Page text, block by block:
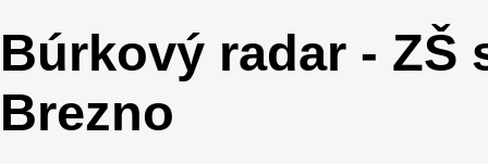
Búrkový radar - ZŠ
Brezno